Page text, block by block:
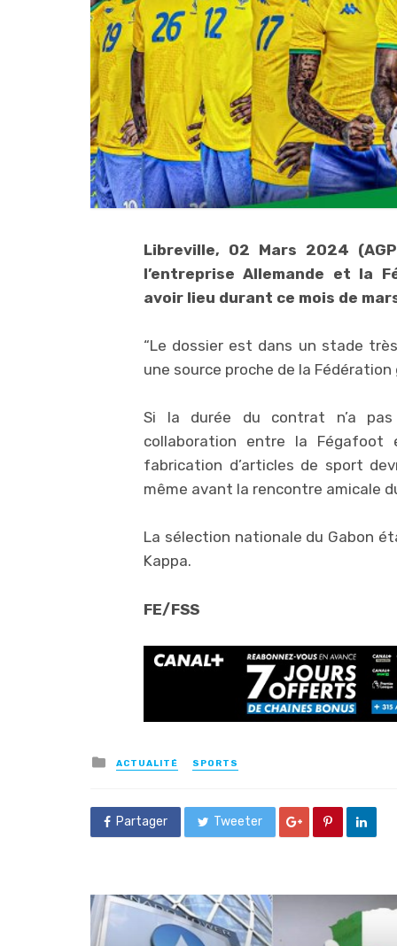
Libreville, 02 Mars 2024
l’entreprise Allemande et la
avoir lieu durant ce mois de
“Le dossier est dans un stade
une source proche de la
Si la durée du contrat n’a
collaboration entre la Fégafoot
fabrication d’articles de sport
même avant la rencontre amicale
La sélection nationale du Gabon
Kappa.
FE/FSS
Posted
in
ACTUALITÉ SPORTS
Partager Tweeter